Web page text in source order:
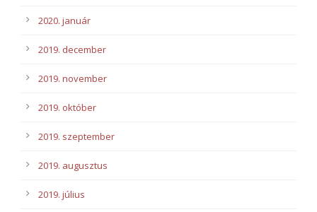
2020. január
2019. december
2019. november
2019. október
2019. szeptember
2019. augusztus
2019. július